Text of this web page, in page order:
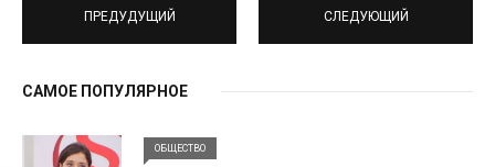
ПРЕДУДУЩИЙ СЛЕДУЮЩИЙ
САМОЕ ПОПУЛЯРНОЕ
ОБЩЕСТВО